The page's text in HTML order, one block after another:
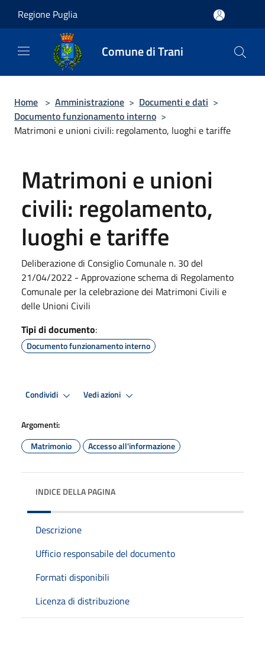
Regione Puglia
Comune di Trani
Home > Amministrazione > Documenti e dati >
Documento funzionamento interno >
Matrimoni e unioni civili: regolamento, luoghi e tariffe
Matrimoni e unioni
civili: regolamento,
luoghi e tariffe
Deliberazione di Consiglio Comunale n. 30 del
21/04/2022 - Approvazione schema di Regolamento
Comunale per la celebrazione dei Matrimoni Civili e
delle Unioni Civili
Tipi di documento:
Documento funzionamento interno
Condividi Vedi azioni
Argomenti:
Matrimonio
Accesso all'informazione
INDICE DELLA PAGINA
Descrizione
Ufficio responsabile del documento
Formati disponibili
Licenza di distribuzione